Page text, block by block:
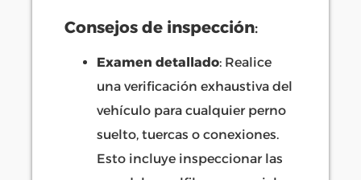
Consejos de inspección:
Examen detallado: Realice
una verificación exhaustiva del
vehículo para cualquier perno
suelto, tuercas o conexiones.
Esto incluye inspeccionar las